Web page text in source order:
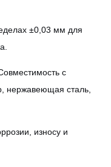
±0,03 мм для
с
нержавеющая сталь,
износу и